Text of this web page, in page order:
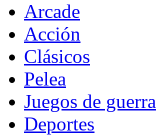
Arcade
Acción
Clásicos
Pelea
Juegos de guerra
Deportes